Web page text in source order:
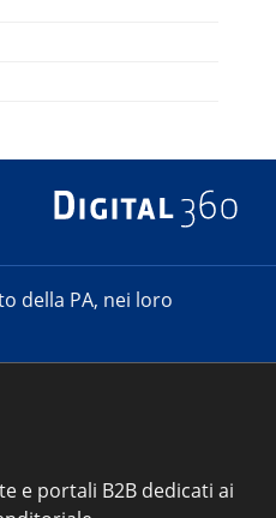
della PA, nei loro
e portali B2B dedicati ai